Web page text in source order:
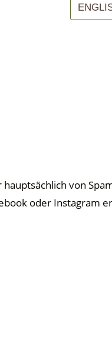
von
oder Instagram